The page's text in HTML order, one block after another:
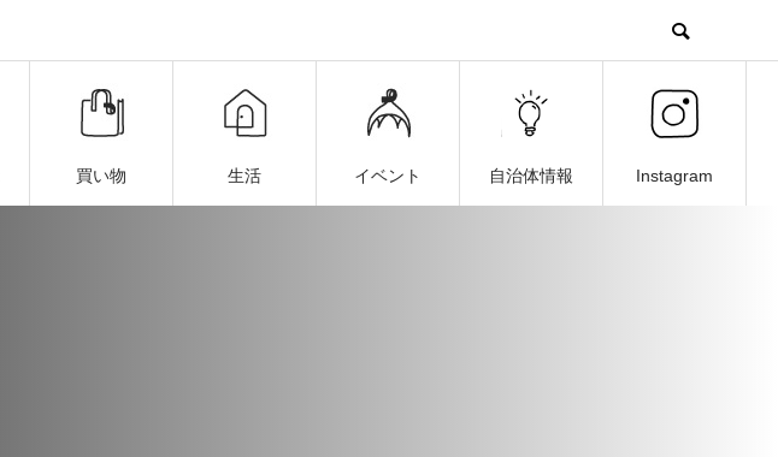
買い物 生活 イベント 自治体情報 Instagram